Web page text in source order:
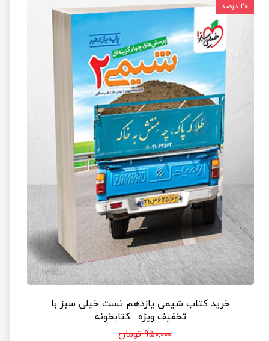
خرید کتاب شیمی یازدهم تست خیلی سبز با
تخفیف ویژه | کتابخونه
۹۵۰,۰۰۰ تومان
۲۰ درصد